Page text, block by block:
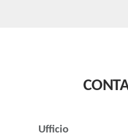
Ufficio